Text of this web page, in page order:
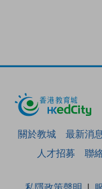
關於教城 最新消
人才招募
聯